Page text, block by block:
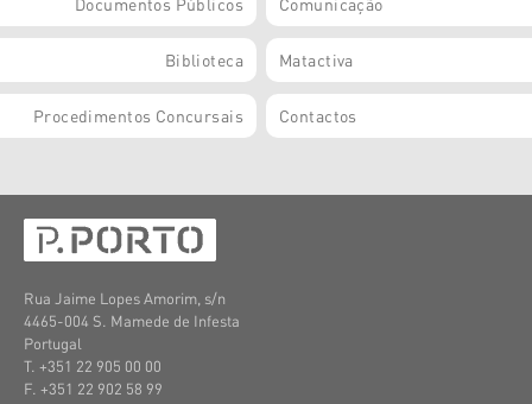
Biblioteca Matactiva
Procedimentos Concursais Contactos
Rua Jaime Lopes Amorim, s/n
4465-004 S. Mamede de Infesta
Portugal
T. +351 22 905 00 00
F. +351 22 902 58 99